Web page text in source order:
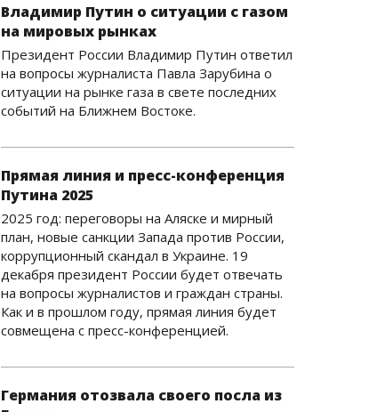
Владимир Путин о ситуации с газом
на мировых рынках
Президент России Владимир Путин ответил
на вопросы журналиста Павла Зарубина о
ситуации на рынке газа в свете последних
событий на Ближнем Востоке.
Прямая линия и пресс-конференция
Путина 2025
2025 год: переговоры на Аляске и мирный
план, новые санкции Запада против России,
коррупционный скандал в Украине. 19
декабря президент России будет отвечать
на вопросы журналистов и граждан страны.
Как и в прошлом году, прямая линия будет
совмещена с пресс-конференцией.
Германия отозвала своего посла из